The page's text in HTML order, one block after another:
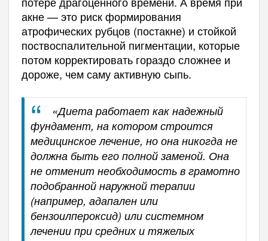
акне — это риск формирования
атрофических рубцов (постакне) и стойкой
поствоспалительной пигментации, которые
потом корректировать гораздо сложнее и
дороже, чем саму активную сыпь.
«Диета работает как надежный
фундамент, на котором строится
медицинское лечение, но она никогда не
должна быть его полной заменой. Она
не отменит необходимость в грамотно
подобранной наружной терапии
(например, адапален или
бензоилпероксид) или системном
лечении при средних и тяжелых